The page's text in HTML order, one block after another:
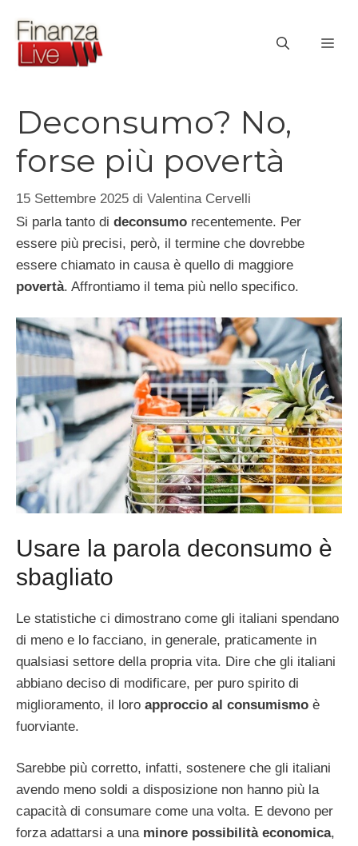
contenuto
Deconsumo? No,
forse più povertà
15 Settembre 2025 di Valentina Cervelli
Si parla tanto di deconsumo recentemente. Per
essere più precisi, però, il termine che dovrebbe
essere chiamato in causa è quello di maggiore
povertà. Affrontiamo il tema più nello specifico.
Usare la parola deconsumo è
sbagliato
Le statistiche ci dimostrano come gli italiani spendano
di meno e lo facciano, in generale, praticamente in
qualsiasi settore della propria vita. Dire che gli italiani
abbiano deciso di modificare, per puro spirito di
miglioramento, il loro approccio al consumismo è
fuorviante.
Sarebbe più corretto, infatti, sostenere che gli italiani
avendo meno soldi a disposizione non hanno più la
capacità di consumare come una volta. E devono per
forza adattarsi a una minore possibilità economica,